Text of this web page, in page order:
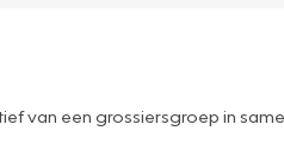
van een grossiersgroep in